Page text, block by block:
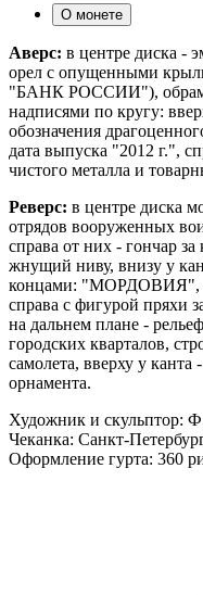
О монете
Аверс: в центре диска -
орел с опущенными
"БАНК РОССИИ"),
надписями по кругу:
обозначения
дата выпуска "2012 г.",
чистого металла и
Реверс: в центре диска
отрядов вооруженных
справа от них - гончар
жнущий ниву, внизу у
концами: "МОРДОВИЯ",
справа с фигурой пряхи
на дальнем плане -
городских кварталов,
самолета, вверху у
орнамента.
Художник и скульптор:
Чеканка: Санкт-
Оформление гурта: 360